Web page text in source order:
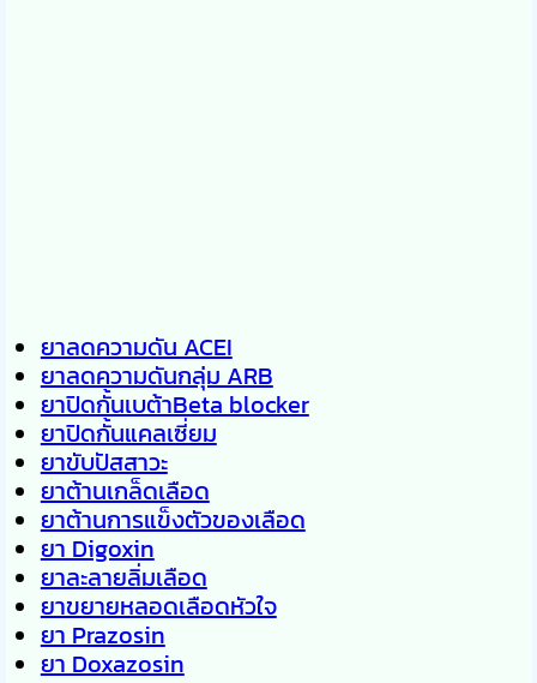
ยาลดความดัน ACEI
ยาลดความดันกลุ่ม ARB
ยาปิดกั้นเบต้าBeta blocker
ยาปิดกั้นแคลเซี่ยม
ยาขับปัสสาวะ
ยาต้านเกล็ดเลือด
ยาต้านการแข็งตัวของเลือด
ยา Digoxin
ยาละลายลิ่มเลือด
ยาขยายหลอดเลือดหัวใจ
ยา Prazosin
ยา Doxazosin